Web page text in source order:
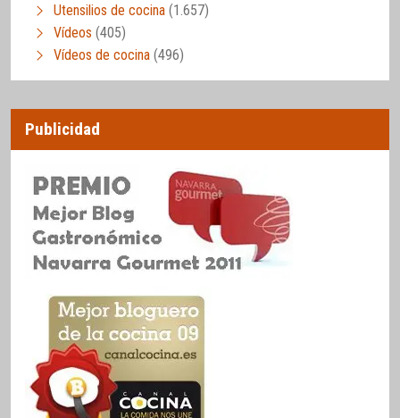
Utensilios de cocina (1.657)
Vídeos (405)
Vídeos de cocina (496)
Publicidad